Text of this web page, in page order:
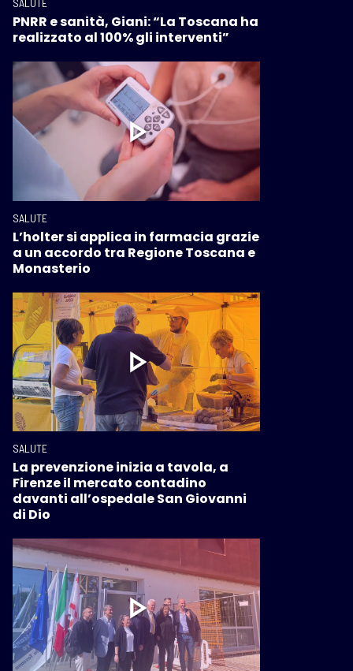
SALUTE
PNRR e sanità, Giani: “La Toscana ha
realizzato al 100% gli interventi”
SALUTE
L’holter si applica in farmacia grazie
a un accordo tra Regione Toscana e
Monasterio
SALUTE
La prevenzione inizia a tavola, a
Firenze il mercato contadino
davanti all’ospedale San Giovanni
di Dio